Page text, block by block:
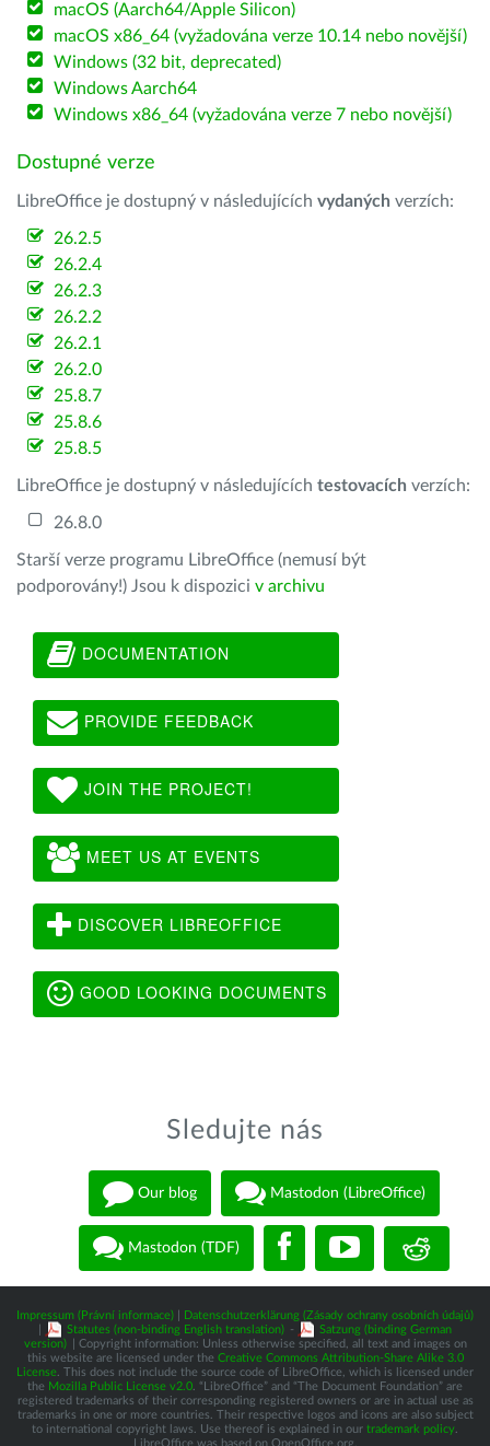
macOS (Aarch64/Apple Silicon)
macOS x86_64 (vyžadována verze 10.14 nebo novější)
Windows (32 bit, deprecated)
Windows Aarch64
Windows x86_64 (vyžadována verze 7 nebo novější)
Dostupné verze
LibreOffice je dostupný v následujících vydaných verzích:
26.2.5
26.2.4
26.2.3
26.2.2
26.2.1
26.2.0
25.8.7
25.8.6
25.8.5
LibreOffice je dostupný v následujících testovacích verzích:
26.8.0
Starší verze programu LibreOffice (nemusí být
podporovány!) Jsou k dispozici v archivu
DOCUMENTATION
PROVIDE FEEDBACK
JOIN THE PROJECT!
MEET US AT EVENTS
DISCOVER LIBREOFFICE
GOOD LOOKING DOCUMENTS
Sledujte nás
Our blog Mastodon (LibreOffice)
Mastodon (TDF)
Impressum (Právní informace)
Datenschutzerklärung (Zásady ochrany osobních údajů)
Statutes (non-binding English translation) -
Satzung (binding German
version)
| Copyright information: Unless otherwise specified, all text and images on
this website are licensed under the Creative Commons Attribution-Share Alike 3.0
License . This does not include the source code of LibreOffice, which is licensed under
the Mozilla Public License v2.0 . “LibreOffice” and “The Document Foundation” are
registered trademarks of their corresponding registered owners or are in actual use as
trademarks in one or more countries. Their respective logos and icons are also subject
to international copyright laws. Use thereof is explained in our trademark policy
LibreOffice was based on OpenOffice.org.